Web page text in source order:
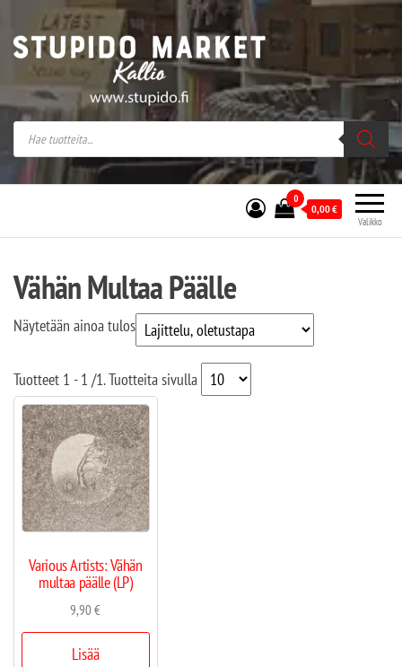
Stupido Market – verkossa ja kivijalassa
Stupido Market on vaihtoehtomusaan
erikoistunut verkko- sekä
kivijalkakauppa Helsingissä Kallion
sydämessä.
Valikko
0
0,00€
Vähän Multaa Päälle
Näytetään ainoa tulos
Tuotteet 1 - 1 /1. Tuotteita sivulla
Various Artists: Vähän
multaa päälle (LP)
9,90€
Lisää